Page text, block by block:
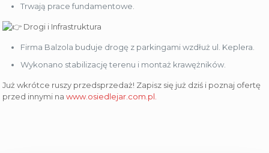
Trwają prace fundamentowe.
Drogi i Infrastruktura
Firma Balzola buduje drogę z parkingami wzdłuż ul. Keplera.
Wykonano stabilizację terenu i montaż krawężników.
Już wkrótce ruszy przedsprzedaż! Zapisz się już dziś i poznaj ofertę
przed innymi nawww.osiedlejar.com.pl.